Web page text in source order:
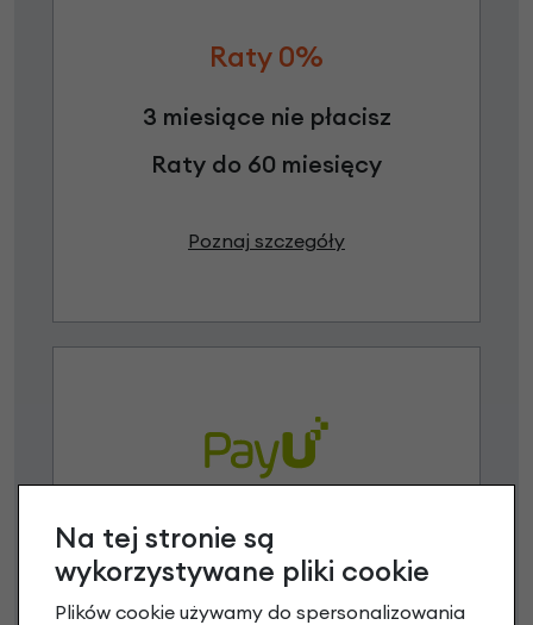
Raty 0%
3 miesiące nie płacisz
Raty do 60 miesięcy
Poznaj szczegóły
Raty 0%
3 miesiące nie płacisz
Na tej stronie są
wykorzystywane pliki cookie
Plików cookie używamy do spersonalizowania